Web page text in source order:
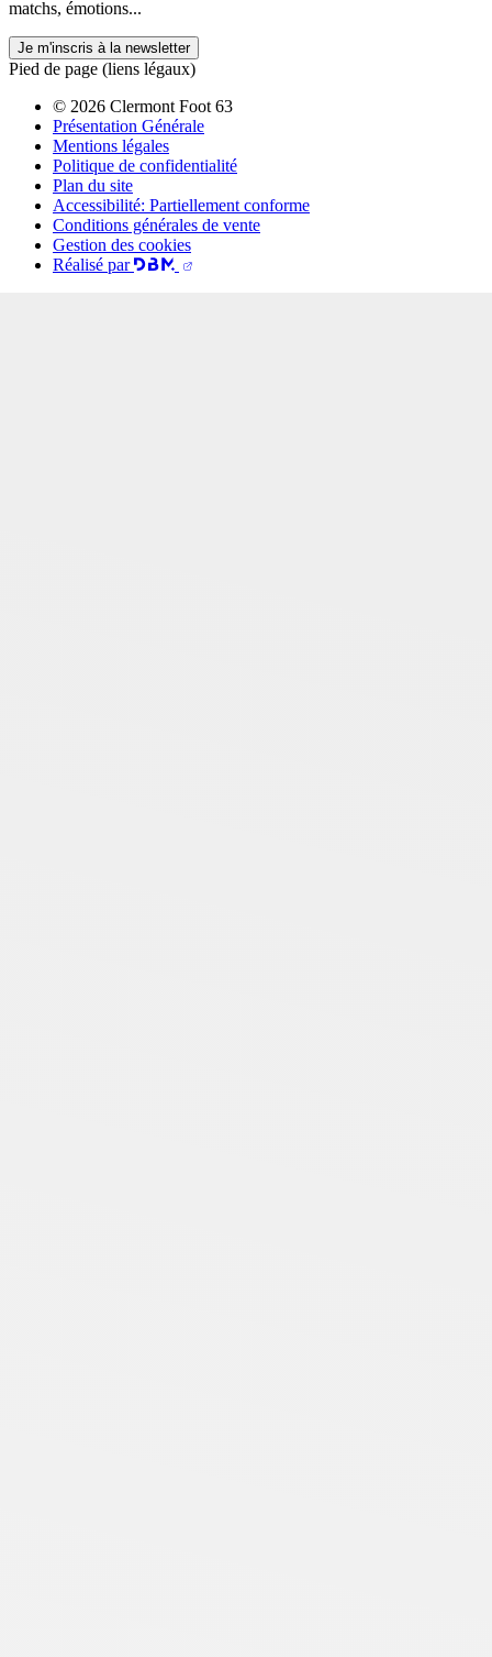
matchs, émotions...
Je m'inscris à la newsletter
Pied de page (liens légaux)
© 2026 Clermont Foot 63
Présentation Générale
Mentions légales
Politique de confidentialité
Plan du site
Accessibilité: Partiellement conforme
Conditions générales de vente
Gestion des cookies
Réalisé par